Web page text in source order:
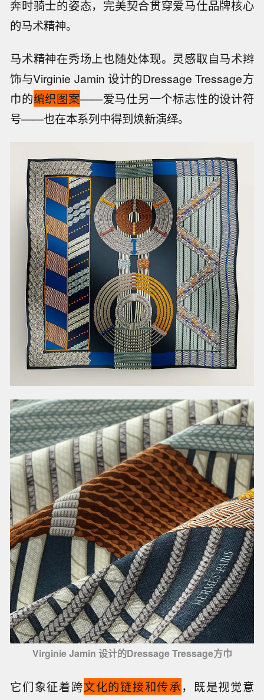
法语短语Au Galop字面意思为“疾驰”或“飞奔”，常
用来描述马匹快速奔跑的状态，也用来描述马飞
奔时骑士的姿态，完美契合贯穿爱马仕品牌核心
马术精神在秀场上也随处体现。灵感取自马术辫
饰与Virginie Jamin 设计的Dressage Tressage方
巾的编织图案——爱马仕另一个标志性的设计符
号——也在本系列中得到焕新演绎。